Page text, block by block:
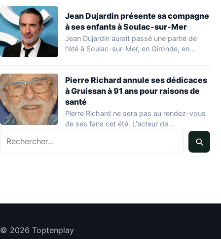
Jean Dujardin présente sa compagne
à ses enfants à Soulac-sur-Mer
Jean Dujardin aurait passé une partie de
l'été à Soulac-sur-Mer, en Gironde, en
Pierre Richard annule ses dédicaces
à Gruissan à 91 ans pour raisons de
santé
Pierre Richard ne sera pas au rendez-vous
de ses fans cet été. L'acteur de…
© 2026 Toptenplay